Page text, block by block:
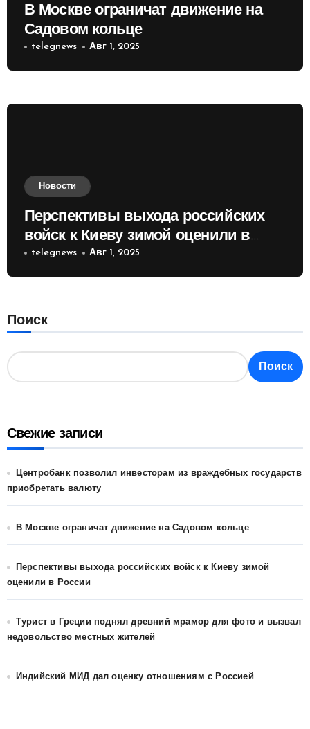
В Москве ограничат движение на
Садовом кольце
telegnews Авг 1, 2025
Новости
Перспективы выхода российских
войск к Киеву зимой оценили в
России
telegnews Авг 1, 2025
Поиск
Поиск
Свежие записи
Центробанк позволил инвесторам из враждебных государств
приобретать валюту
В Москве ограничат движение на Садовом кольце
Перспективы выхода российских войск к Киеву зимой
оценили в России
Турист в Греции поднял древний мрамор для фото и вызвал
недовольство местных жителей
Индийский МИД дал оценку отношениям с Россией